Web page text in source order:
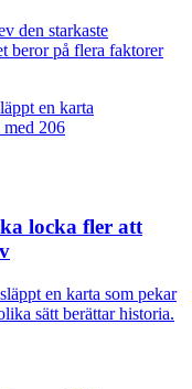
den starkaste
beror på flera faktorer
locka fler att
en karta som pekar
sätt berättar historia.